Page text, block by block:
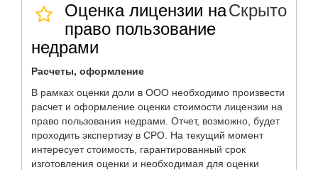
Оценка лицензии на
право пользование
недрами
Скрыто
Расчеты, оформление
В рамках оценки доли в ООО необходимо произвести
расчет и оформление оценки стоимости лицензии на
право пользования недрами. Отчет, возможно, будет
проходить экспертизу в СРО. На текущий момент
интересует стоимость, гарантированный срок
изготовления оценки и необходимая для оценки